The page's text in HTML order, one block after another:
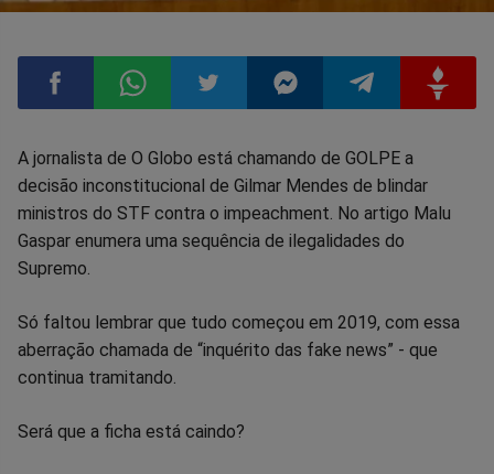
Compartilhar
no
Facebook
Compartilhar
no
Compartilhar
no
Compartilhar
no
Compartilhar
no
no
A jornalista de O Globo está chamando de GOLPE a
decisão inconstitucional de Gilmar Mendes de blindar
ministros do STF contra o impeachment. No artigo Malu
Gaspar enumera uma sequência de ilegalidades do
Supremo.
Só faltou lembrar que tudo começou em 2019, com essa
aberração chamada de “inquérito das fake news” - que
continua tramitando.
Será que a ficha está caindo?